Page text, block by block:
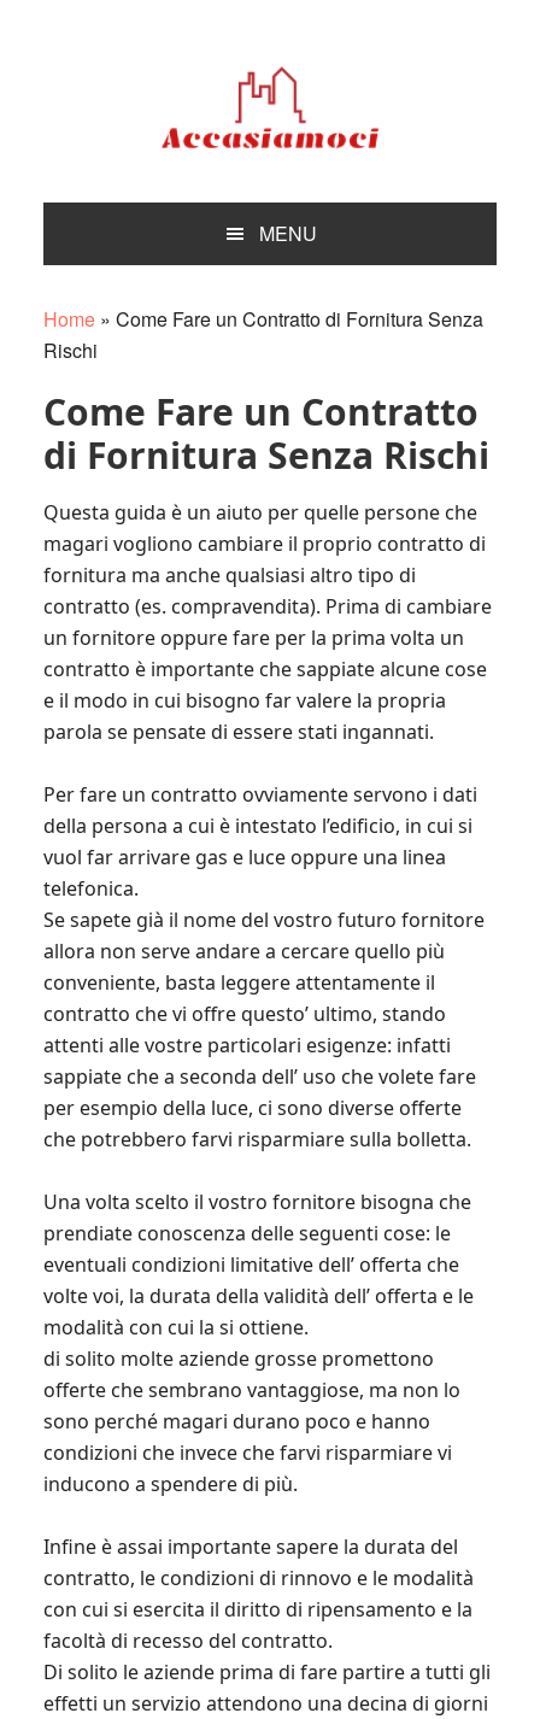
MENU
Home» Come Fare un Contratto di Fornitura Senza
Rischi
Come Fare un Contratto
di Fornitura Senza Rischi
Questa guida è un aiuto per quelle persone che
magari vogliono cambiare il proprio contratto di
fornitura ma anche qualsiasi altro tipo di
contratto (es. compravendita). Prima di cambiare
un fornitore oppure fare per la prima volta un
contratto è importante che sappiate alcune cose
e il modo in cui bisogno far valere la propria
parola se pensate di essere stati ingannati.
Per fare un contratto ovviamente servono i dati
della persona a cui è intestato l’edificio, in cui si
vuol far arrivare gas e luce oppure una linea
telefonica.
Se sapete già il nome del vostro futuro fornitore
allora non serve andare a cercare quello più
conveniente, basta leggere attentamente il
contratto che vi offre questo’ ultimo, stando
attenti alle vostre particolari esigenze: infatti
sappiate che a seconda dell’ uso che volete fare
per esempio della luce, ci sono diverse offerte
che potrebbero farvi risparmiare sulla bolletta.
Una volta scelto il vostro fornitore bisogna che
prendiate conoscenza delle seguenti cose: le
eventuali condizioni limitative dell’ offerta che
volte voi, la durata della validità dell’ offerta e le
modalità con cui la si ottiene.
di solito molte aziende grosse promettono
offerte che sembrano vantaggiose, ma non lo
sono perché magari durano poco e hanno
condizioni che invece che farvi risparmiare vi
inducono a spendere di più.
Infine è assai importante sapere la durata del
contratto, le condizioni di rinnovo e le modalità
con cui si esercita il diritto di ripensamento e la
facoltà di recesso del contratto.
Di solito le aziende prima di fare partire a tutti gli
effetti un servizio attendono una decina di giorni